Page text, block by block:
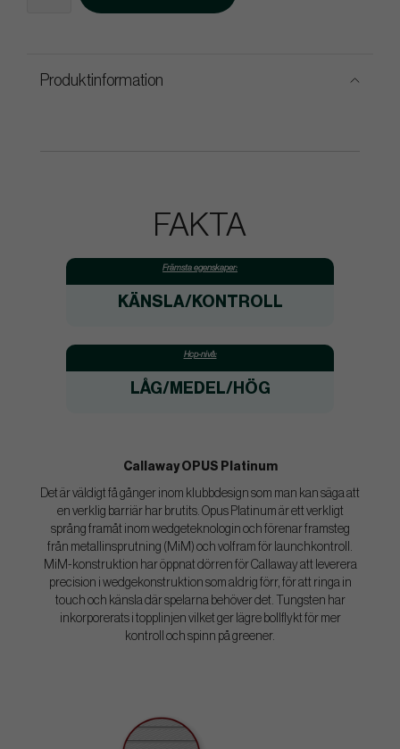
Produktinformation
FAKTA
Främsta egenskaper:
KÄNSLA/KONTROLL
Hcp-nivå:
LÅG/MEDEL/HÖG
Callaway OPUS Platinum
Det är väldigt få gånger inom klubbdesign som man kan säga att
en verklig barriär har brutits. Opus Platinum är ett verkligt
språng framåt inom wedgeteknologin och förenar framsteg
från metallinsprutning (MiM) och volfram för launchkontroll.
MiM-konstruktion har öppnat dörren för Callaway att leverera
precision i wedgekonstruktion som aldrig förr, för att ringa in
touch och känsla där spelarna behöver det. Tungsten har
inkorporerats i topplinjen vilket ger lägre bollflykt för mer
kontroll och spinn på greener.